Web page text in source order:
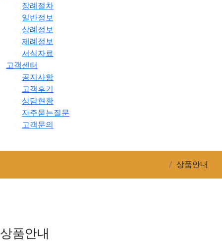
장례절차
일반정보
상례정보
제례정보
서식자료
고객센터
공지사항
고객후기
상담현황
자주묻는질문
고객문의
상품안내
상품안내